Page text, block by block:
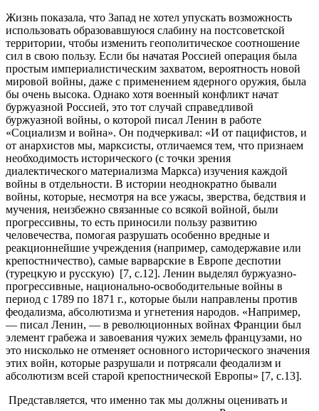
Жизнь показала, что Запад не хотел упускать возможность
использовать образовавшуюся слабину на постсоветской
территории, чтобы изменить геополитическое соотношение
сил в свою пользу. Если бы начатая Россией операция была
простым империалистическим захватом, вероятность новой
мировой войны, даже с применением ядерного оружия, была
бы очень высока. Однако хотя военный конфликт начат
буржуазной Россией, это тот случай справедливой
буржуазной войны, о которой писал Ленин в работе
«Социализм и война». Он подчеркивал: «И от пацифистов, и
от анархистов мы, марксисты, отличаемся тем, что признаем
необходимость исторического (с точки зрения
диалектического материализма Маркса) изучения каждой
войны в отдельности. В истории неоднократно бывали
войны, которые, несмотря на все ужасы, зверства, бедствия и
мучения, неизбежно связанные со всякой войной, были
прогрессивны, то есть приносили пользу развитию
человечества, помогая разрушать особенно вредные и
реакционнейшие учреждения (например, самодержавие или
крепостничество), самые варварские в Европе деспотии
(турецкую и русскую) [7, с.12]. Ленин выделял буржуазно-
прогрессивные, национально-освободительные войны в
период с 1789 по 1871 г., которые были направлены против
феодализма, абсолютизма и угнетения народов. «Например,
— писал Ленин, — в революционных войнах Франции был
элемент грабежа и завоевания чужих земель французами, но
это нисколько не отменяет основного исторического значения
этих войн, которые разрушали и потрясали феодализм и
абсолютизм всей старой крепостнической Европы» [7, с.13].
Представляется, что именно так мы должны оценивать и